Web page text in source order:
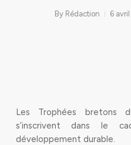
By Rédaction 6
Les Trophées bretons
s’inscrivent dans le
développement durable.